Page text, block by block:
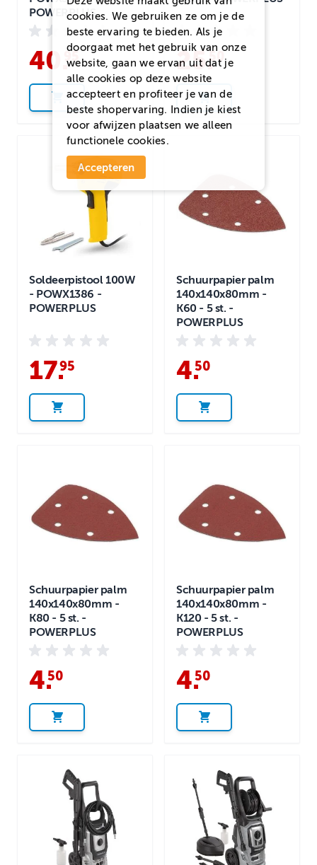
POWERPLUS
40 . 25.50
Soldeerpistool 100W
- POWX1386 -
POWERPLUS
17.
95
Schuurpapier palm
140x140x80mm -
K60 - 5 st. -
POWERPLUS
4.
50
Schuurpapier palm
140x140x80mm -
K80 - 5 st. -
POWERPLUS
4.
50
Schuurpapier palm
140x140x80mm -
K120 - 5 st. -
POWERPLUS
4.
50
cookies. We gebruiken ze om je de
beste ervaring te bieden. Als je
doorgaat met het gebruik van onze
website, gaan we ervan uit dat je
alle cookies op deze website
accepteert en profiteer je van de
beste shopervaring. Indien je kiest
voor afwijzen plaatsen we alleen
functionele cookies.
Accepteren